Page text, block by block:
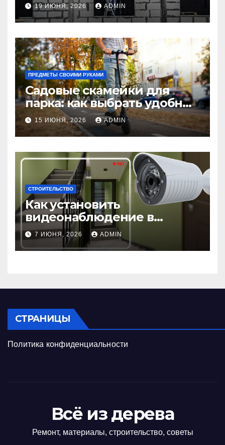
комнаты?
19 ИЮНЯ, 2026 ADMIN
ПРЕДМЕТЫ СВОИМИ РУКАМИ
Садовые скамейки для
парка: как выбрать удобные
и долговечные модели
Madmetal.ru
15 ИЮНЯ, 2026 ADMIN
СТРОИТЕЛЬСТВО
Как установить
видеонаблюдение в
подъезде: пошаговая
инструкция и советы
7 ИЮНЯ, 2026 ADMIN
СТРАНИЦЫ
Политика конфиденциальности
Всё из дерева
Ремонт, материалы, строительство, советы